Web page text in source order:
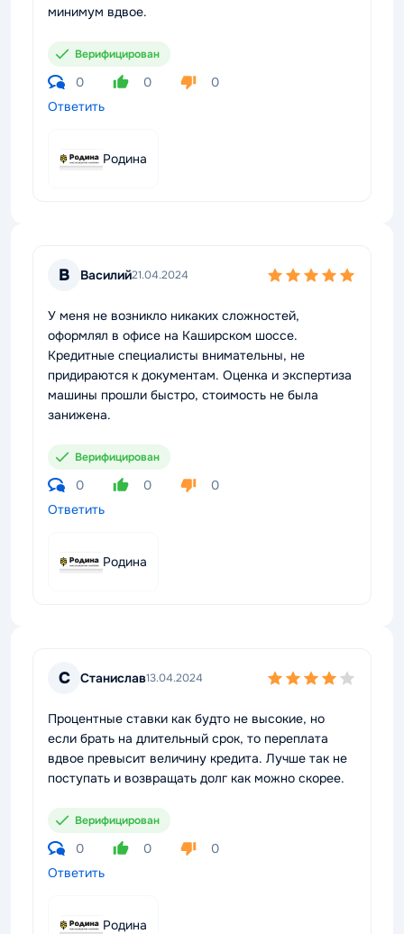
минимум вдвое.
Верифицирован
0 0
0
Ответить
Родина
В Василий21.04.2024
У меня не возникло никаких сложностей,
оформлял в офисе на Каширском шоссе.
Кредитные специалисты внимательны, не
придираются к документам. Оценка и экспертиза
машины прошли быстро, стоимость не была
занижена.
Верифицирован
0 0
0
Ответить
Родина
С Станислав13.04.2024
Процентные ставки как будто не высокие, но
если брать на длительный срок, то переплата
вдвое превысит величину кредита. Лучше так не
поступать и возвращать долг как можно скорее.
Верифицирован
0 0
0
Ответить
Родина